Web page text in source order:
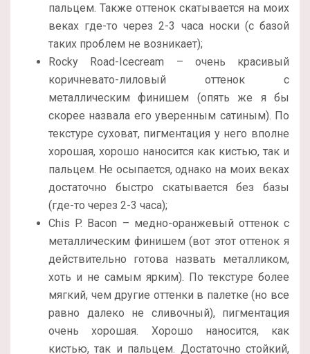
пальцем. Также оттенок скатывается на моих
веках где-то через 2-3 часа носки (с базой
таких проблем не возникает);
Rocky Road-Icecream – очень красивый
коричневато-лиловый оттенок с
металлическим финишем (опять же я бы
скорее назвала его уверенным сатиным). По
текстуре суховат, пигментация у него вполне
хорошая, хорошо наносится как кистью, так и
пальцем. Не осыпается, однако на моих веках
достаточно быстро скатывается без базы
(где-то через 2-3 часа);
Chis P. Bacon – медно-оранжевый оттенок с
металлическим финишем (вот этот оттенок я
действительно готова назвать металликом,
хоть и не самым ярким). По текстуре более
мягкий, чем другие оттенки в палетке (но все
равно далеко не сливочный), пигментация
очень хорошая. Хорошо наносится, как
кистью, так и пальцем. Достаточно стойкий,